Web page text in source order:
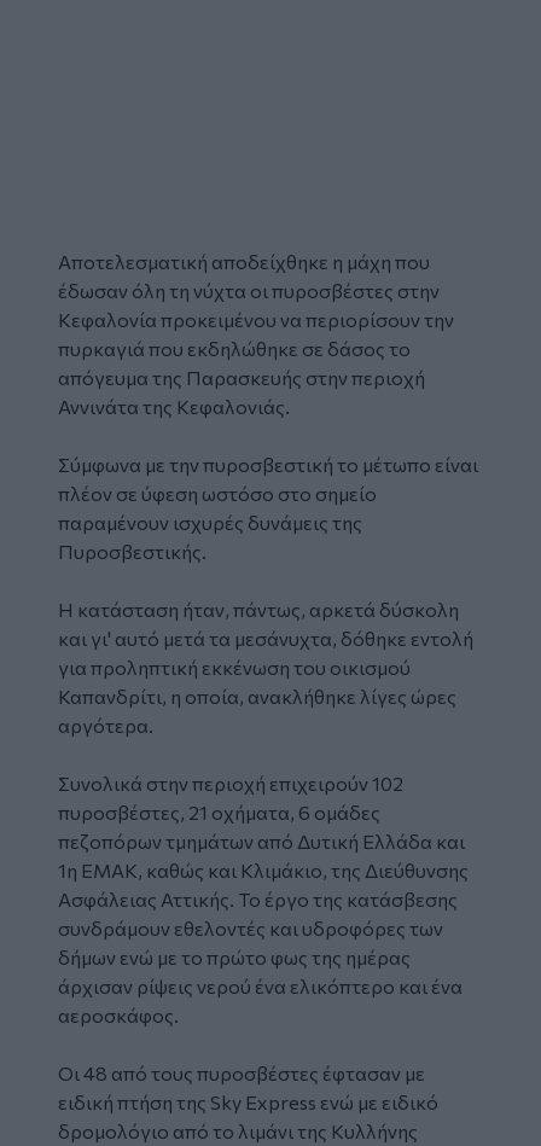
Αποτελεσματική αποδείχθηκε η μάχη που
έδωσαν όλη τη νύχτα οι πυροσβέστες στην
Κεφαλονία προκειμένου να περιορίσουν την
πυρκαγιά που εκδηλώθηκε σε δάσος το
απόγευμα της Παρασκευής στην περιοχή
Αννινάτα της Κεφαλονιάς.
Σύμφωνα με την πυροσβεστική το μέτωπο είναι
πλέον σε ύφεση ωστόσο στο σημείο
παραμένουν ισχυρές δυνάμεις της
Πυροσβεστικής.
Η κατάσταση ήταν, πάντως, αρκετά δύσκολη
και γι' αυτό μετά τα μεσάνυχτα, δόθηκε εντολή
για προληπτική εκκένωση του οικισμού
Καπανδρίτι, η οποία, ανακλήθηκε λίγες ώρες
αργότερα.
Συνολικά στην περιοχή επιχειρούν 102
πυροσβέστες, 21 οχήματα, 6 ομάδες
πεζοπόρων τμημάτων από Δυτική Ελλάδα και
1η ΕΜΑΚ, καθώς και Κλιμάκιο, της Διεύθυνσης
Ασφάλειας Αττικής. Το έργο της κατάσβεσης
συνδράμουν εθελοντές και υδροφόρες των
δήμων ενώ με το πρώτο φως της ημέρας
άρχισαν ρίψεις νερού ένα ελικόπτερο και ένα
αεροσκάφος.
Οι 48 από τους πυροσβέστες έφτασαν με
ειδική πτήση της Sky Express ενώ με ειδικό
δρομολόγιο από το λιμάνι της Κυλλήνης